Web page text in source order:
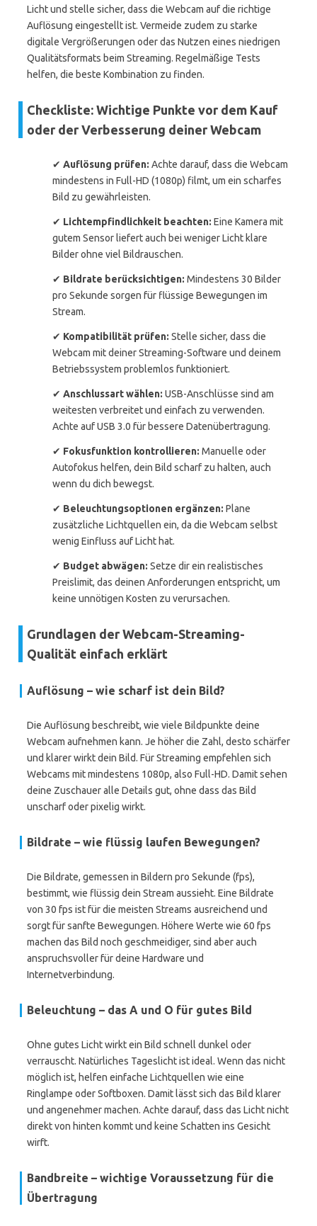
Licht und stelle sicher, dass die Webcam auf die richtige
Auflösung eingestellt ist. Vermeide zudem zu starke
digitale Vergrößerungen oder das Nutzen eines niedrigen
Qualitätsformats beim Streaming. Regelmäßige Tests
helfen, die beste Kombination zu finden.
Checkliste: Wichtige Punkte vor dem Kauf
oder der Verbesserung deiner Webcam
✔ Auflösung prüfen: Achte darauf, dass die Webcam
mindestens in Full-HD (1080p) filmt, um ein scharfes
Bild zu gewährleisten.
✔ Lichtempfindlichkeit beachten: Eine Kamera mit
gutem Sensor liefert auch bei weniger Licht klare
Bilder ohne viel Bildrauschen.
✔ Bildrate berücksichtigen: Mindestens 30 Bilder
pro Sekunde sorgen für flüssige Bewegungen im
Stream.
✔ Kompatibilität prüfen: Stelle sicher, dass die
Webcam mit deiner Streaming-Software und deinem
Betriebssystem problemlos funktioniert.
✔ Anschlussart wählen: USB-Anschlüsse sind am
weitesten verbreitet und einfach zu verwenden.
Achte auf USB 3.0 für bessere Datenübertragung.
✔ Fokusfunktion kontrollieren: Manuelle oder
Autofokus helfen, dein Bild scharf zu halten, auch
wenn du dich bewegst.
✔ Beleuchtungsoptionen ergänzen: Plane
zusätzliche Lichtquellen ein, da die Webcam selbst
wenig Einfluss auf Licht hat.
✔ Budget abwägen: Setze dir ein realistisches
Preislimit, das deinen Anforderungen entspricht, um
keine unnötigen Kosten zu verursachen.
Grundlagen der Webcam-Streaming-
Qualität einfach erklärt
Auflösung – wie scharf ist dein Bild?
Die Auflösung beschreibt, wie viele Bildpunkte deine
Webcam aufnehmen kann. Je höher die Zahl, desto schärfer
und klarer wirkt dein Bild. Für Streaming empfehlen sich
Webcams mit mindestens 1080p, also Full-HD. Damit sehen
deine Zuschauer alle Details gut, ohne dass das Bild
unscharf oder pixelig wirkt.
Bildrate – wie flüssig laufen Bewegungen?
Die Bildrate, gemessen in Bildern pro Sekunde (fps),
bestimmt, wie flüssig dein Stream aussieht. Eine Bildrate
von 30 fps ist für die meisten Streams ausreichend und
sorgt für sanfte Bewegungen. Höhere Werte wie 60 fps
machen das Bild noch geschmeidiger, sind aber auch
anspruchsvoller für deine Hardware und
Internetverbindung.
Beleuchtung – das A und O für gutes Bild
Ohne gutes Licht wirkt ein Bild schnell dunkel oder
verrauscht. Natürliches Tageslicht ist ideal. Wenn das nicht
möglich ist, helfen einfache Lichtquellen wie eine
Ringlampe oder Softboxen. Damit lässt sich das Bild klarer
und angenehmer machen. Achte darauf, dass das Licht nicht
direkt von hinten kommt und keine Schatten ins Gesicht
wirft.
Bandbreite – wichtige Voraussetzung für die
Übertragung